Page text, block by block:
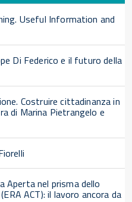
Useful Information and
Di Federico e il futuro della
Costruire cittadinanza in
di Marina Pietrangelo e
Aperta nel prisma dello
ACT): il lavoro ancora da